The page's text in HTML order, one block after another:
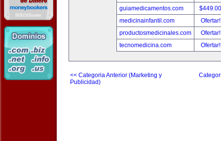
guiamedicamentos.com
medicinainfantil.com
productosmedicinales.com
tecnomedicina.com
<< Categoria Anterior (Marketing y
Publicidad)